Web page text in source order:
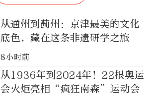
从通州到蓟州：京津最美的文化
底色，藏在这条非遗研学之旅
8小时前
从1936年到2024年！22根奥运
会火炬亮相“疯狂南森”运动会